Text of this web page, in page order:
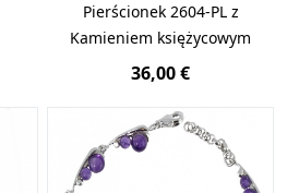
Pierścionek 2604-PL z
Kamieniem księżycowym
36,00 €